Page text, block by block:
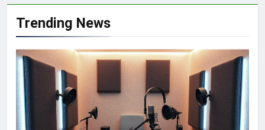
Trending News